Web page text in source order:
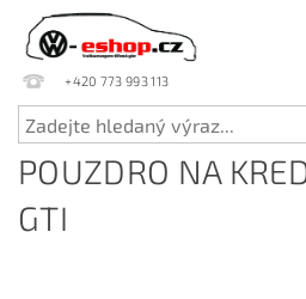
+420 773 993 113
POUZDRO NA
GTI